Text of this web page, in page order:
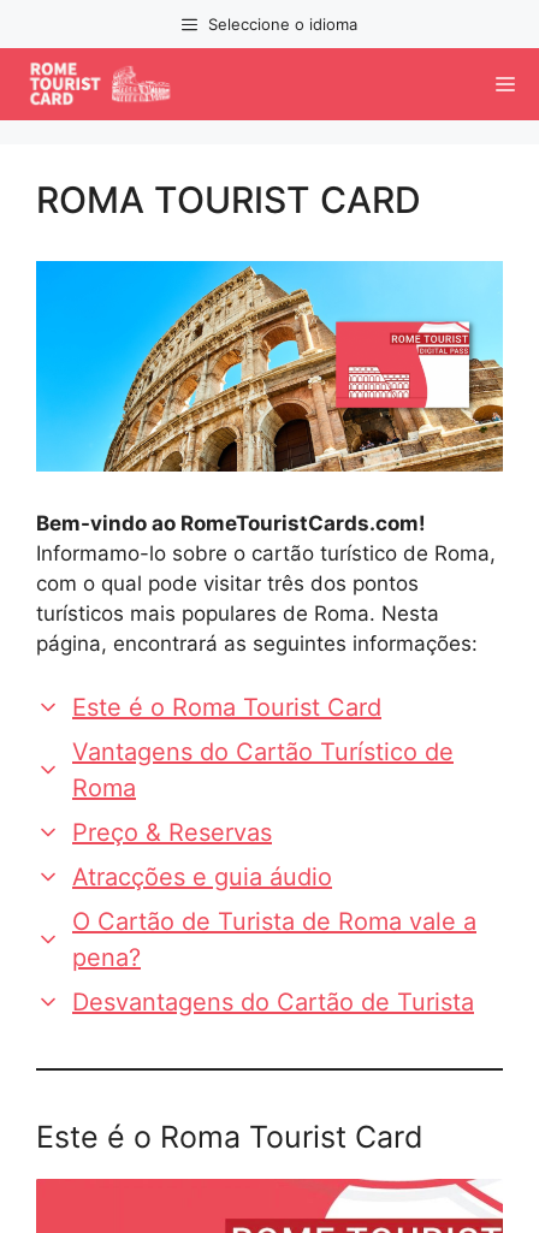
para
conteúdo
Seleccione o idioma
ROMA TOURIST CARD
Bem-vindo ao RomeTouristCards.com!
Informamo-lo sobre o cartão turístico de Roma,
com o qual pode visitar três dos pontos
turísticos mais populares de Roma. Nesta
página, encontrará as seguintes informações:
Este é o Roma Tourist Card
Vantagens do Cartão Turístico de
Roma
Preço & Reservas
Atracções e guia áudio
O Cartão de Turista de Roma vale a
pena?
Desvantagens do Cartão de Turista
Este é o Roma Tourist Card